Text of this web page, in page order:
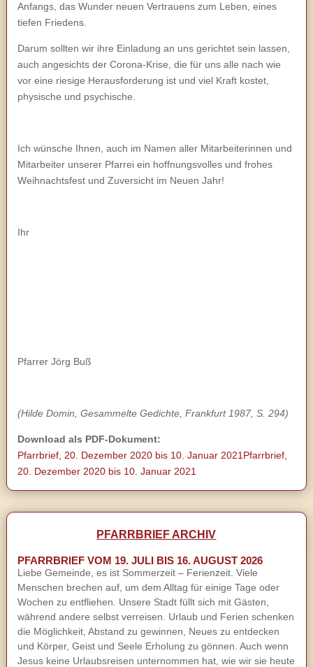
Anfangs, das Wunder neuen Vertrauens zum Leben, eines
tiefen Friedens.
Darum sollten wir ihre Einladung an uns gerichtet sein lassen,
auch angesichts der Corona-Krise, die für uns alle nach wie
vor eine riesige Herausforderung ist und viel Kraft kostet,
physische und psychische.
Ich wünsche Ihnen, auch im Namen aller Mitarbeiterinnen und
Mitarbeiter unserer Pfarrei ein hoffnungsvolles und frohes
Weihnachtsfest und Zuversicht im Neuen Jahr!
Ihr
Pfarrer Jörg Buß
(Hilde Domin, Gesammelte Gedichte, Frankfurt 1987, S. 294)
Download als PDF-Dokument:
Pfarrbrief, 20. Dezember 2020 bis 10. Januar 2021 Pfarrbrief,
20. Dezember 2020 bis 10. Januar 2021
PFARRBRIEF ARCHIV
PFARRBRIEF VOM 19. JULI BIS 16. AUGUST 2026
Liebe Gemeinde, es ist Sommerzeit – Ferienzeit. Viele
Menschen brechen auf, um dem Alltag für einige Tage oder
Wochen zu entfliehen. Unsere Stadt füllt sich mit Gästen,
während andere selbst verreisen. Urlaub und Ferien schenken
die Möglichkeit, Abstand zu gewinnen, Neues zu entdecken
und Körper, Geist und Seele Erholung zu gönnen. Auch wenn
Jesus keine Urlaubsreisen unternommen hat, wie wir sie heute